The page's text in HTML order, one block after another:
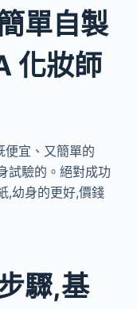
單自製
化妝師
便宜、又簡單的
試驗的。絕對成功
,幼身的更好,價錢
驟,基